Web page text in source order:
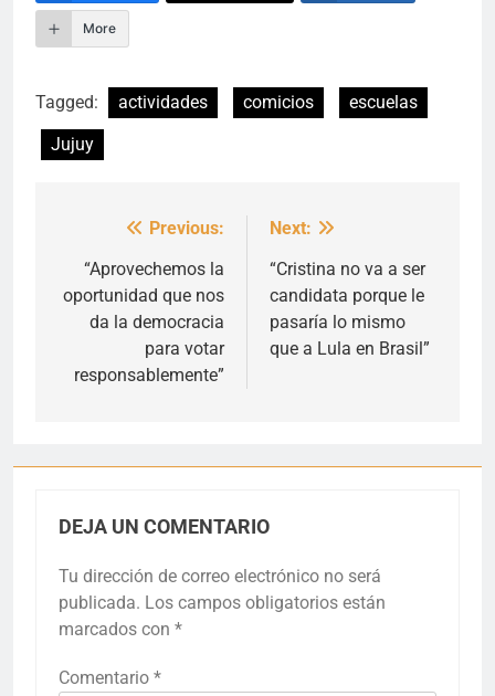
More
Tagged: actividades comicios
escuelas
Jujuy
Navegación
de
entradas
Previous:
“Aprovechemos la
oportunidad que nos
da la democracia
para votar
responsablemente”
Next:
“Cristina no va a ser
candidata porque le
pasaría lo mismo
que a Lula en Brasil”
DEJA UN COMENTARIO
Tu dirección de correo electrónico no será
publicada. Los campos obligatorios están
marcados con *
Comentario *